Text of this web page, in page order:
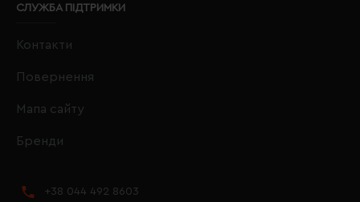
СЛУЖБА ПІДТРИМКИ
Контакти
Повернення
Мапа сайту
Бренди
+38 044 492 8603